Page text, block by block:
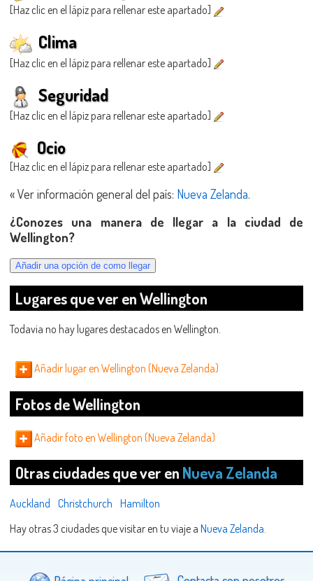
[Haz clic en el lápiz para rellenar este apartado]
Clima
[Haz clic en el lápiz para rellenar este apartado]
Seguridad
[Haz clic en el lápiz para rellenar este apartado]
Ocio
[Haz clic en el lápiz para rellenar este apartado]
« Ver información general del país: Nueva Zelanda.
¿Conozes una manera de llegar a la ciudad de
Wellington?
Lugares que ver en Wellington
Todavia no hay lugares destacados en Wellington.
Añadir lugar en Wellington (Nueva Zelanda)
Fotos de Wellington
Añadir foto en Wellington (Nueva Zelanda)
Otras ciudades que ver en Nueva Zelanda
Auckland Christchurch Hamilton
Hay otras 3 ciudades que visitar en tu viaje a Nueva Zelanda.